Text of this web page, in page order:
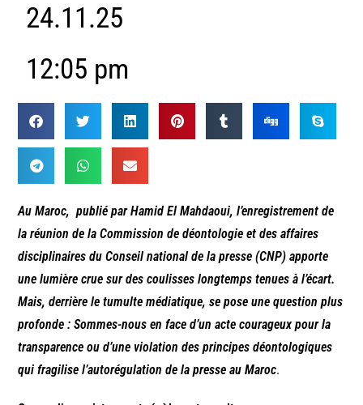
24.11.25
12:05 pm
Au Maroc, publié par Hamid El Mahdaoui, l’enregistrement de
la réunion de la Commission de déontologie et des affaires
disciplinaires du Conseil national de la presse (CNP) apporte
une lumière crue sur des coulisses longtemps tenues à l’écart.
Mais, derrière le tumulte médiatique, se pose une question plus
profonde : Sommes-nous en face d’un acte courageux pour la
transparence ou d’une violation des principes déontologiques
qui fragilise l’autorégulation de la presse au Maroc.